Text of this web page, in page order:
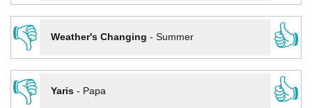
👎
Weather's Changing - Summer
👍
👎
Yaris- Papa 👍